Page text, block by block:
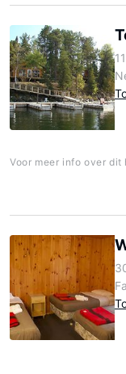
Voor meer info over dit